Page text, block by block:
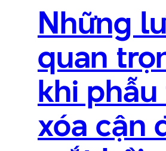
Những
quan
khi
xóa cận